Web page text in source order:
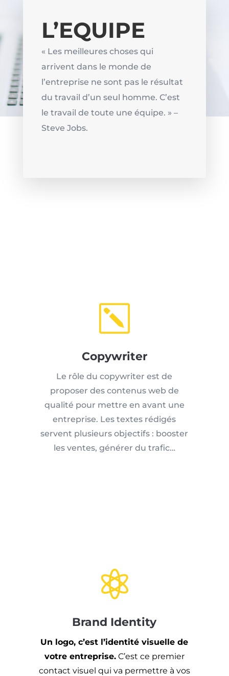
L’EQUIPE
« Les meilleures choses qui
arrivent dans le monde de
l’entreprise ne sont pas le résultat
du travail d’un seul homme. C’est
le travail de toute une équipe. » –
Steve Jobs.
k
Copywriter
Le rôle du copywriter est de
proposer des contenus web de
qualité pour mettre en avant une
entreprise. Les textes rédigés
servent plusieurs objectifs : booster
les ventes, générer du trafic…

Brand Identity
Un logo, c’est l’identité visuelle de
votre entreprise.C’est ce premier
contact visuel qui va permettre à vos